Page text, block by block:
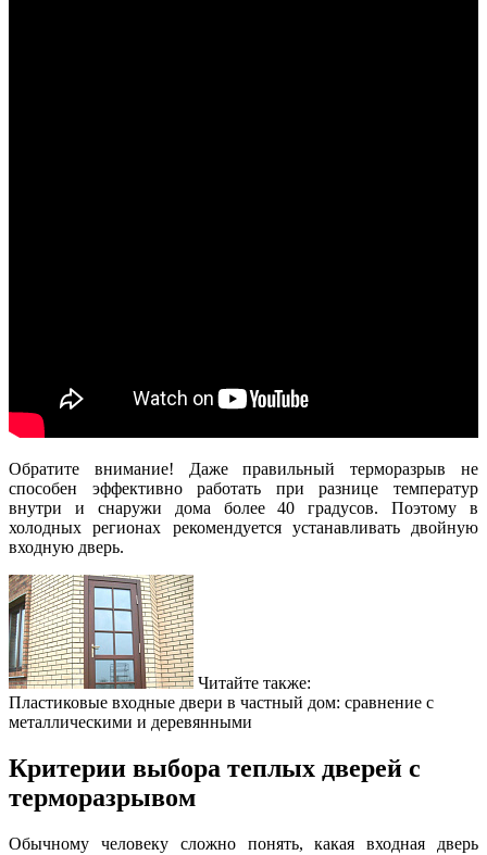
Обратите внимание! Даже правильный терморазрыв не
способен эффективно работать при разнице температур
внутри и снаружи дома более 40 градусов. Поэтому в
холодных регионах рекомендуется устанавливать двойную
входную дверь.
Читайте также:
Пластиковые входные двери в частный дом: сравнение с
металлическими и деревянными
Критерии выбора теплых дверей с
терморазрывом
Обычному человеку сложно понять, какая входная дверь